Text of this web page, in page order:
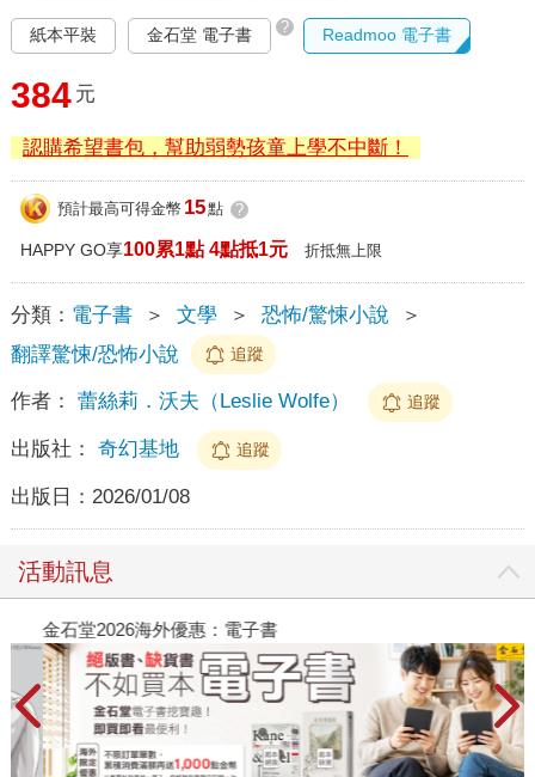
紙本平裝 金石堂 電子書 ? Readmoo 電子書
384 元
認購希望書包，幫助弱勢孩童上學不中斷！
預計最高可得金幣 15點 ?
HAPPY GO享100累1點 4點抵1元 折抵無上限
分類： 電子書 ＞ 文學 ＞ 恐怖/驚悚小說
＞
翻譯驚悚/恐怖小說
追蹤
作者： 蕾絲莉．沃夫（Leslie Wolfe） 追蹤
出版社： 奇幻基地 追蹤
出版日： 2026/01/08
活動訊息
金石堂2026海外優惠：電子書